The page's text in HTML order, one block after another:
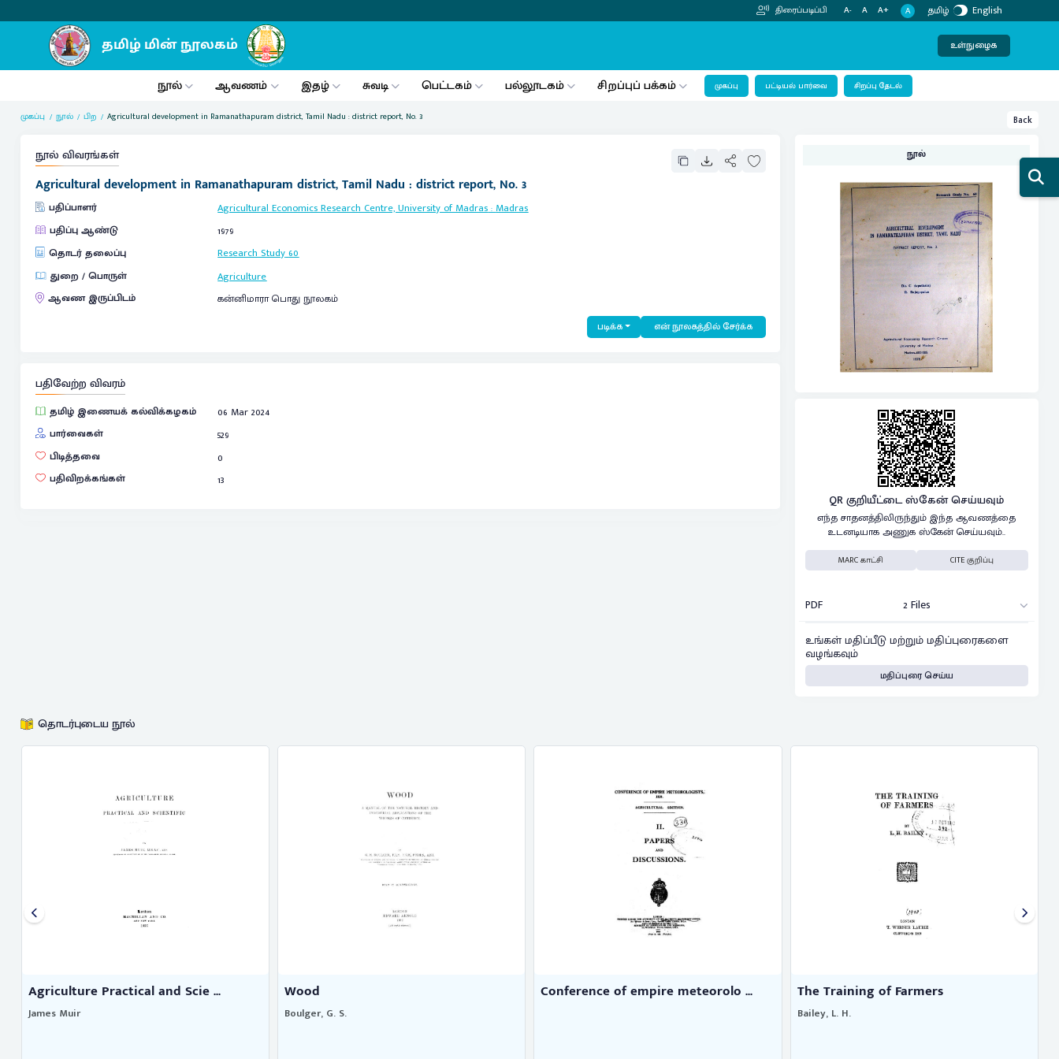
திரைப்படிப்பி A- A A+ A தமிழ் English
உள்நுழைக
நூல் ஆவணம் இதழ் சுவடி பெட்டகம் பல்லூடகம் சிறப்புப் பக்கம் முகப்பு பட்டியல் பார்வை சிறப்பு தேடல்
முகப்பு நூல் பிற Agricultural development in Ramanathapuram district, Tamil Nadu : district report, No. 3 Back
நூல் விவரங்கள்
Agricultural development in Ramanathapuram district, Tamil Nadu : district report, No. 3
பதிப்பாளர் Agricultural Economics Research Centre, University of Madras:Madras
பதிப்பு ஆண்டு
1979
தொடர் தலைப்பு
Research Study60
துறை / பொருள்
Agriculture
ஆவண இருப்பிடம்
கன்னிமாரா பொது நூலகம்
படிக்க என் நூலகத்தில் சேர்க்க
பதிவேற்ற விவரம்
தமிழ் இணையக் கல்விக்கழகம்
06 Mar 2024
பார்வைகள்
529
பிடித்தவை
0
பதிவிறக்கங்கள்
13
நூல்
QR குறியீட்டை ஸ்கேன் செய்யவும்
எந்த சாதனத்திலிருந்தும் இந்த ஆவணத்தை
உடனடியாக அணுக ஸ்கேன் செய்யவும்..
MARC காட்சி CITE குறிப்பு
PDF 2 Files
உங்கள் மதிப்பீடு மற்றும் மதிப்புரைகளை
வழங்கவும்
மதிப்புரை செய்ய
தொடர்புடைய நூல்
Wood
Boulger, G. S.
Conference of empire meteorolo ... The Training of Farmers Royal commission on agricultur ...